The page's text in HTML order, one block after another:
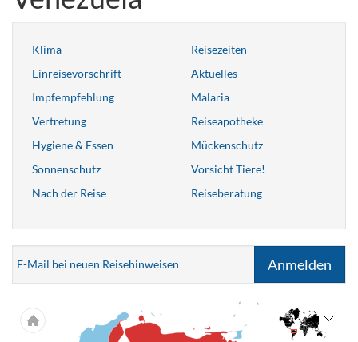
Klima
Reisezeiten
Einreisevorschrift
Aktuelles
Impfempfehlung
Malaria
Vertretung
Reiseapotheke
Hygiene & Essen
Mückenschutz
Sonnenschutz
Vorsicht Tiere!
Nach der Reise
Reiseberatung
E-Mail bei neuen Reisehinweisen Anmelden